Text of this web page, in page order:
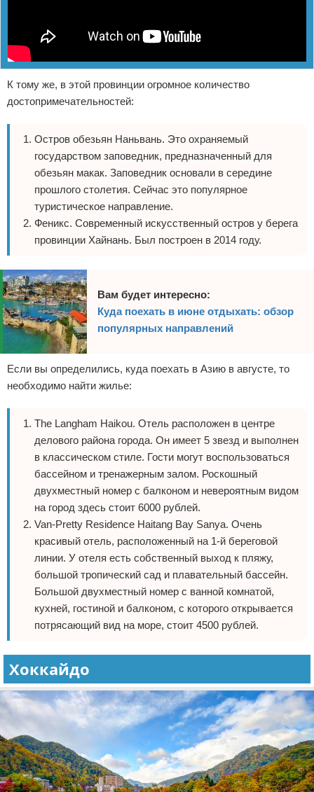
К тому же, в этой провинции огромное количество
достопримечательностей:
Остров обезьян Наньвань. Это охраняемый
государством заповедник, предназначенный для
обезьян макак. Заповедник основали в середине
прошлого столетия. Сейчас это популярное
туристическое направление.
Феникс. Современный искусственный остров у берега
провинции Хайнань. Был построен в 2014 году.
Вам будет интересно:
Куда поехать в июне отдыхать: обзор
популярных направлений
Если вы определились, куда поехать в Азию в августе, то
необходимо найти жилье:
The Langham Haikou. Отель расположен в центре
делового района города. Он имеет 5 звезд и выполнен
в классическом стиле. Гости могут воспользоваться
бассейном и тренажерным залом. Роскошный
двухместный номер с балконом и невероятным видом
на город здесь стоит 6000 рублей.
Van-Pretty Residence Haitang Bay Sanya. Очень
красивый отель, расположенный на 1-й береговой
линии. У отеля есть собственный выход к пляжу,
большой тропический сад и плавательный бассейн.
Большой двухместный номер с ванной комнатой,
кухней, гостиной и балконом, с которого открывается
потрясающий вид на море, стоит 4500 рублей.
Хоккайдо